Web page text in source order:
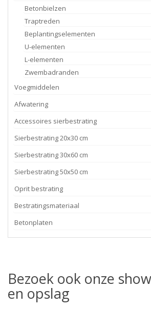
Betonbielzen
Traptreden
Beplantingselementen
U-elementen
L-elementen
Zwembadranden
Voegmiddelen
Afwatering
Accessoires sierbestrating
Sierbestrating 20x30 cm
Sierbestrating 30x60 cm
Sierbestrating 50x50 cm
Oprit bestrating
Bestratingsmateriaal
Betonplaten
Bezoek ook onze
en opslag